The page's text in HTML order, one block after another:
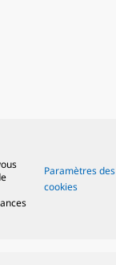
Paramètres des
cookies